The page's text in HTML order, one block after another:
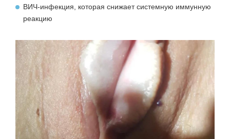
ВИЧ-инфекция, которая снижает системную иммунную
реакцию